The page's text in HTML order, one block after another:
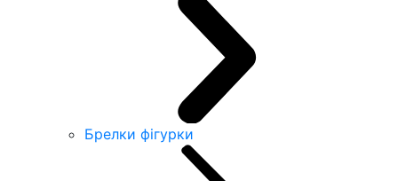
Брелки фігурки